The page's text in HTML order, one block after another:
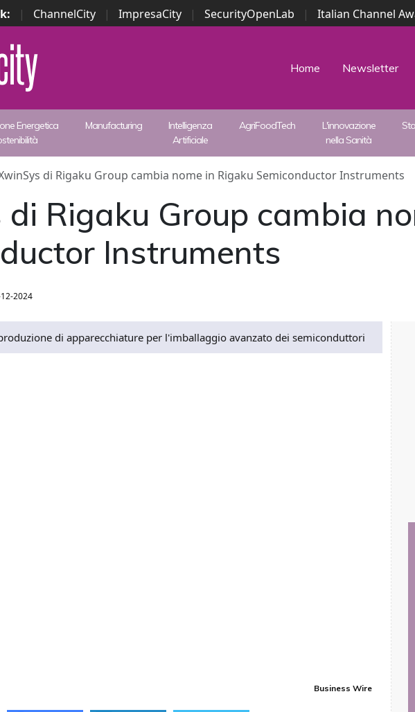
| ChannelCity | ImpresaCity | SecurityOpenLab | Italian Channel
Security Awards | ...
Home Newsletter
Energetica
Manufacturing
Intelligenza
Artificiale
AgriFoodTech
L'innovazione
nella Sanità
di Rigaku Group cambia nome in Rigaku Semiconductor Instruments
Rigaku Group cambia
Instruments
2024
di apparecchiature per l'imballaggio avanzato dei semiconduttori
Business Wire